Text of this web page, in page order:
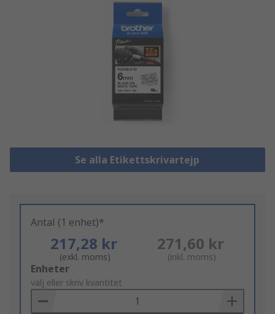
Se alla Etikettskrivartejp
Antal (1 enhet)*
217,28 kr
(exkl. moms)
271,60 kr
(inkl. moms)
Add
to
Basket
Enheter
välj eller skriv kvantitet